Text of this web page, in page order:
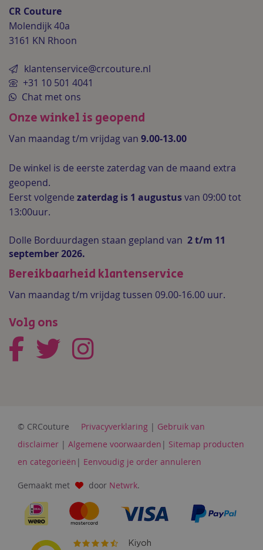
CR Couture
Molendijk 40a
3161 KN Rhoon
klantenservice@crcouture.nl
+31 10 501 4041
Chat met ons
Onze winkel is geopend
Van maandag t/m vrijdag van 9.00-13.00
De winkel is de eerste zaterdag van de maand extra
geopend.
Eerst volgende zaterdag is 1 augustusvan 09:00 tot
13:00uur.
Dolle Borduurdagen staan gepland van 2 t/m 11
september 2026.
Bereikbaarheid klantenservice
Van maandag t/m vrijdag tussen 09.00-16.00 uur.
Volg ons
© CRCouture Privacyverklaring | Gebruik van
disclaimer | Algemene voorwaarden | Sitemap producten
en categorieën | Eenvoudig je order annuleren
Gemaakt met door Netwrk.